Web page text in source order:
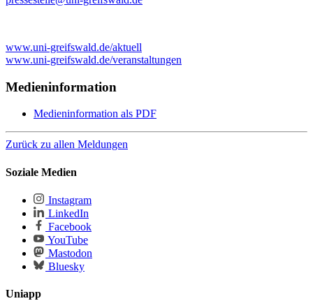
www.uni-greifswald.de/aktuell
www.uni-greifswald.de/veranstaltungen
Medieninformation
Medieninformation als PDF
Zurück zu allen Meldungen
Soziale Medien
Instagram
LinkedIn
Facebook
YouTube
Mastodon
Bluesky
Uniapp